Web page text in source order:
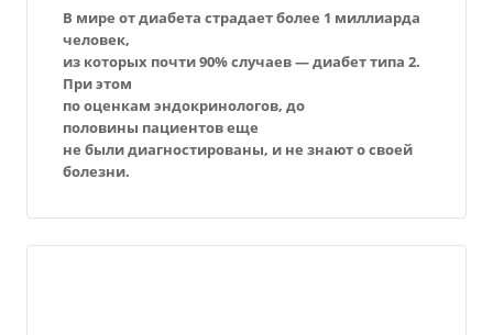
В мире от диабета страдает более 1 миллиарда
человек,
из которых почти90% случаев — диабет типа 2.
При этом
по оценкам эндокринологов, до
половины пациентов еще
не были диагностированы, и не знают о своей
болезни.